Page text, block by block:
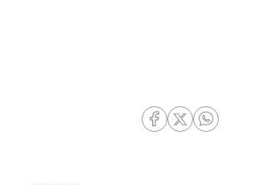
RRSS Facebook
RRSS Twitter
RRSS